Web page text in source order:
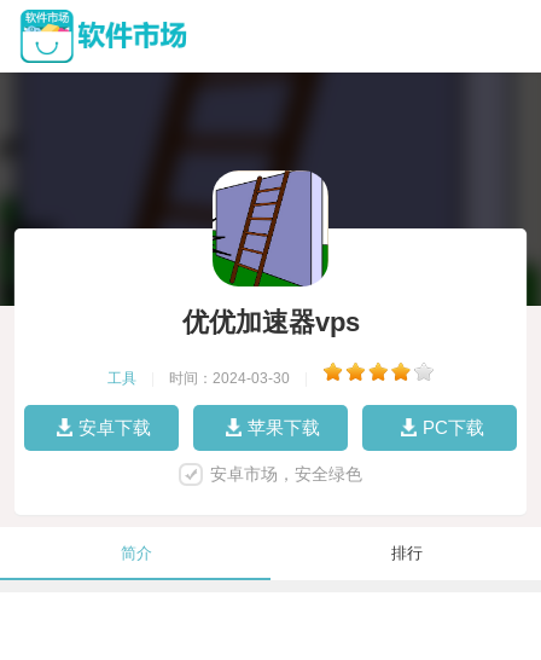
优优加速器vps
工具 时间：2024-03-30
安卓下载 苹果下载 PC下载
安卓市场，安全绿色
简介 排行